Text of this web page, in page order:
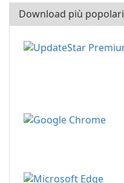
Download più popolari